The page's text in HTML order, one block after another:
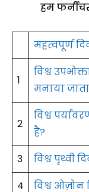
हम
महत्वपूर्ण
1
विश्व
मनाया
2
विश्व
है?
3
विश्व पृथ्वी
4
विश्व ओज़ोन